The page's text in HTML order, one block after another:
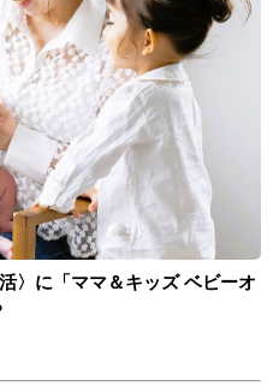
〉に「ママ＆キッズ ベビーオ